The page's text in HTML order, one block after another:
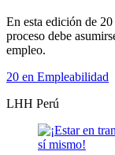
En esta edición de
proceso debe
empleo.
20 en Empleabilidad
LHH Perú